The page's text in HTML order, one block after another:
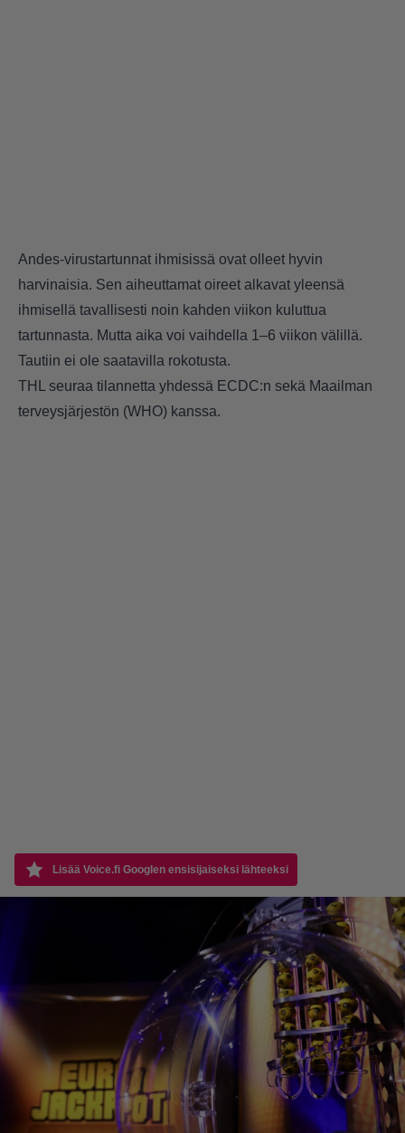
Andes-virustartunnat ihmisissä ovat olleet hyvin
harvinaisia. Sen aiheuttamat oireet alkavat yleensä
ihmisellä tavallisesti noin kahden viikon kuluttua
tartunnasta. Mutta aika voi vaihdella 1–6 viikon välillä.
Tautiin ei ole saatavilla rokotusta.
THL seuraa tilannetta yhdessä ECDC:n sekä Maailman
terveysjärjestön (WHO) kanssa.
Lisää Voice.fi Googlen ensisijaiseksi lähteeksi